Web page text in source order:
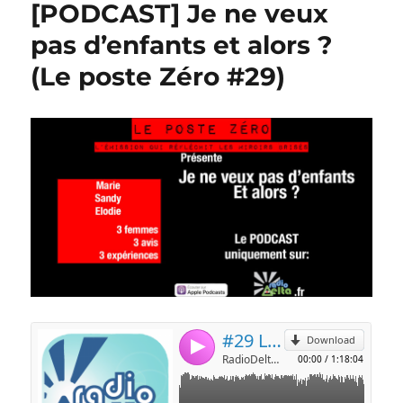
[PODCAST] Je ne veux
pas d’enfants et alors ?
(Le poste Zéro #29)